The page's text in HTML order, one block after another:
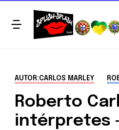
AUTOR:CARLOS MARLEY
Roberto
intérpretes